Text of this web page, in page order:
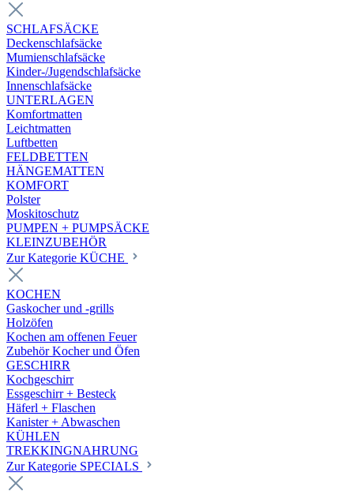
SCHLAFSÄCKE
Deckenschlafsäcke
Mumienschlafsäcke
Kinder-/Jugendschlafsäcke
Innenschlafsäcke
UNTERLAGEN
Komfortmatten
Leichtmatten
Luftbetten
FELDBETTEN
HÄNGEMATTEN
KOMFORT
Polster
Moskitoschutz
PUMPEN + PUMPSÄCKE
KLEINZUBEHÖR
Zur Kategorie KÜCHE
KOCHEN
Gaskocher und -grills
Holzöfen
Kochen am offenen Feuer
Zubehör Kocher und Öfen
GESCHIRR
Kochgeschirr
Essgeschirr + Besteck
Häferl + Flaschen
Kanister + Abwaschen
KÜHLEN
TREKKINGNAHRUNG
Zur Kategorie SPECIALS